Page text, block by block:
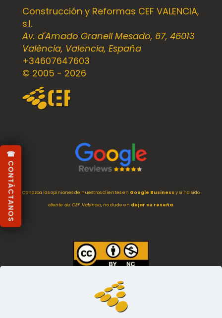
Construcción y Reformas CEF VALENCIA,
s.l.
Av. d'Amado Granell Mesado, 67, 46013
València, Valencia, España
+34607647603
© 2005 - 2026
Conozca las opiniones de nuestros clientes en Google Business y si ha sido
cliente de CEF Valencia, no dude en dejar su reseña.
empleadas en esta web están
Creative Commons Internacional (CC by 4.0)
atribución adecuada a esta web y empresa.
☎ CONTÁCTANOS